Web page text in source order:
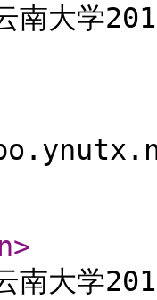
大学
>
大学